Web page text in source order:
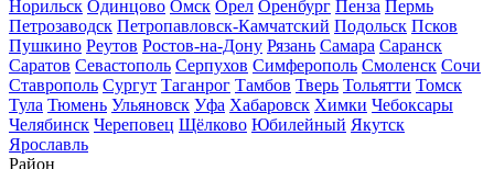
Норильск Одинцово Омск Орел Оренбург Пенза Пермь
Петрозаводск Петропавловск-Камчатский Подольск Псков
Пушкино Реутов Ростов-на-Дону Рязань Самара Саранск
Саратов Севастополь Серпухов Симферополь Смоленск Сочи
Ставрополь Сургут Таганрог Тамбов Тверь Тольятти Томск
Тула Тюмень Ульяновск Уфа Хабаровск Химки Чебоксары
Челябинск Череповец Щёлково Юбилейный Якутск
Ярославль
Район